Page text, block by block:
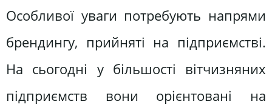
Особливої уваги потребують напрями
брендингу, прийняті на підприємстві.
На сьогодні у більшості вітчизняних
підприємств вони орієнтовані на